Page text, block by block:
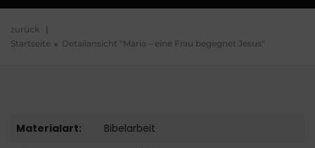
zurück |
Startseite
Detailansicht "Maria – eine Frau begegnet Jesus"
Materialart:
Bibelarbeit